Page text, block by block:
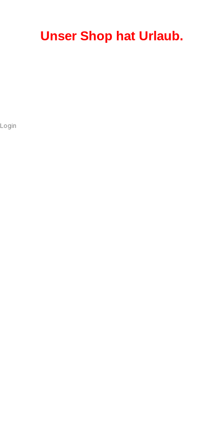
Unser Shop hat Urlaub.
Login